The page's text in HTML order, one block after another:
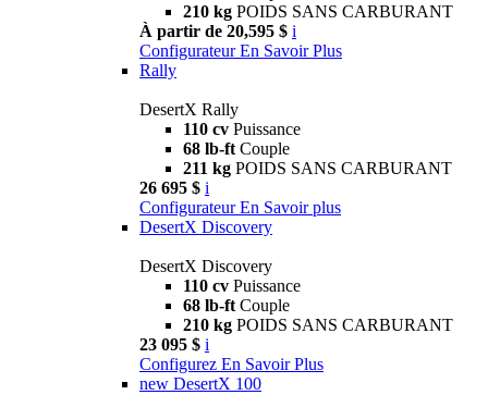
210 kg POIDS SANS CARBURANT
À partir de 20,595 $ i
Configurateur En Savoir Plus
Rally
DesertX Rally
110 cv Puissance
68 lb-ft Couple
211 kg POIDS SANS CARBURANT
26 695 $ i
Configurateur En Savoir plus
DesertX Discovery
DesertX Discovery
110 cv Puissance
68 lb-ft Couple
210 kg POIDS SANS CARBURANT
23 095 $ i
Configurez En Savoir Plus
new DesertX 100